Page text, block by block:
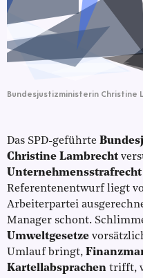
Bundesjustizministerin Christine
Das SPD-geführte
Christine Lambrecht
Unternehmensstrafrecht
Referentenentwurf liegt
Arbeiterpartei
Manager schont.
Umweltgesetze
Umlauf bringt,
Kartellabsprachen trifft,